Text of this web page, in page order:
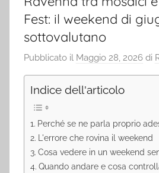
Fest: il weekend di
sottovalutano
Pubblicato il Maggio 28, 2026 di
Indice dell'articolo
Perché se ne parla proprio
L'errore che rovina il weekend
Cosa vedere in un weekend
Quando andare e cosa